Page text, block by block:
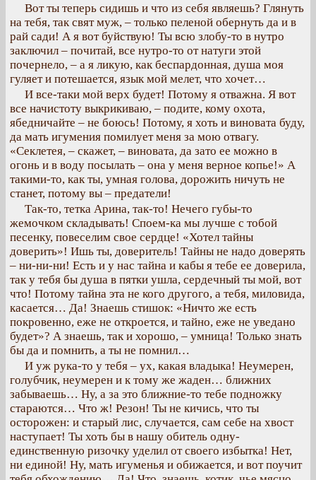
Вот ты теперь сидишь и что из себя являешь? Глянуть
на тебя, так свят муж, – только пеленой обернуть да и в
рай сади! А я вот буйствую! Ты всю злобу-то в нутро
заключил – почитай, все нутро-то от натуги этой
почернело, – а я ликую, как беспардонная, душа моя
гуляет и потешается, язык мой мелет, что хочет…
И все-таки мой верх будет! Потому я отважна. Я вот
все начистоту выкрикиваю, – подите, кому охота,
ябедничайте – не боюсь! Потому, я хоть и виновата буду,
да мать игумения помилует меня за мою отвагу.
«Секлетея, – скажет, – виновата, да зато ее можно в
огонь и в воду посылать – она у меня верное копье!» А
такими-то, как ты, умная голова, дорожить ничуть не
станет, потому вы – предатели!
Так-то, тетка Арина, так-то! Нечего губы-то
жемочком складывать! Споем-ка мы лучше с тобой
песенку, повеселим свое сердце! «Хотел тайны
доверить»! Ишь ты, доверитель! Тайны не надо доверять
– ни-ни-ни! Есть и у нас тайна и кабы я тебе ее доверила,
так у тебя бы душа в пятки ушла, сердечный ты мой, вот
что! Потому тайна эта не кого другого, а тебя, миловида,
касается… Да! Знаешь стишок: «Ничто же есть
покровенно, еже не откроется, и тайно, еже не уведано
будет»? А знаешь, так и хорошо, – умница! Только знать
бы да и помнить, а ты не помнил…
И уж рука-то у тебя – ух, какая владыка! Неумерен,
голубчик, неумерен и к тому же жаден… ближних
забываешь… Ну, а за это ближние-то тебе подножку
стараются… Что ж! Резон! Ты не кичись, что ты
осторожен: и старый лис, случается, сам себе на хвост
наступает! Ты хоть бы в нашу обитель одну-
единственную ризочку уделил от своего избытка! Нет,
ни единой! Ну, мать игуменья и обижается, и вот поучит